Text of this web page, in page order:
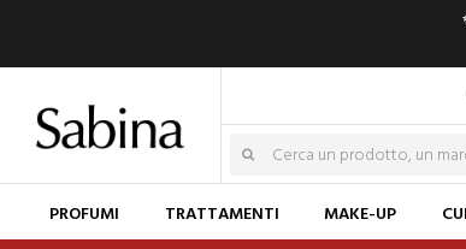
PROFUMI TRATTAMENTI MAKE-UP